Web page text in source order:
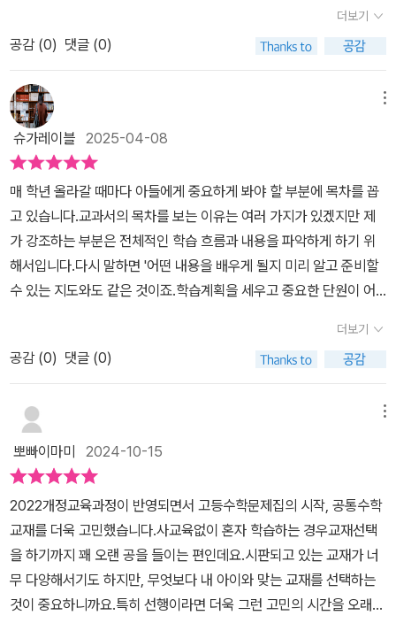
이동 그리고행렬등을 학습하는데요.개념을 학습한 후 연습문제를통
해서 실력을 늘려가는 것도중요하죠. 학교시험맛보기 문제들로기출
유형도 접할 수 있구요.미니리뷰 테스트는내가 배운 개념들을 다시한
번 정리하면서부족한 부분을 메꿀 수 있습니다. 숨마쿰라우데 스타트
업 공통수학1...개정된 교육과정으로 공통수학 전단원을한권으로 정
리할 수 있어서 편리합니다.고등수학문제집 난이도를 따져보고 수학
문제집을 고르는데요.반복 수학개념서로 쉽게 개념을 익힐 수 있는수
학문제집 숨마쿰라우데 스타트업 공통수학1 입니다.쉬운 개념서로
수능수학의 기초를 잘 다져주는 것이중요하네요. ㅎㅎ#고등학교수학
#공통수학문제집#공통수학1#고등수학문제집#예비고1수학문제집
#수학개념서#고등수학문제집난이도#수능수학문제집#이룸이앤비
#숨마쿰라우데
라우데 스타트업은 무엇보다 쉽고 빠르게 개념을 이해하며 학습할 수
있다는 게 좋았다. 쉬운 설명으로 개념을 익힌 후 반복 연습하며 자신
는 모든 내용이 한꺼번에 정리가 되어 있다. 한눈에 보기 좋게 요약되
어 있으므로 학습을 마친 후에 한 번 더 확인하면 좋을 것 같다. ​전체
적인 개념을 다룬 후 한 개념씩 쉬운 문제로 빠르게 기초를 완성하는
과정을 거친다. 잘게 나뉜 개념으로 하나씩 익혀 나가므로 학습의 진
행이 수월하게 이루어진다. 하나의 개념만 파고들어 하나의 유형만
익히면 되므로 애써서 외우지 않아도 개념이 절로 입력되는 효과가
있다. 개념을 익히는 문제 중에는 마지막에 학교 시험 맛보기로 살짝
응용된 문제를 풀어볼 수 있다. 기본 개념을 익히는 동안에는 말풍선
이나 sol, key 등으로 힌트를 주어 풀이를 도와준다. ​세분화된 개념
보며 학교 시험에 대비할 수 있다. 문제마다 어떤 개념에 해당되는지
번호가 나와 있으므로 문제를 풀다가 막히게 되면 다시 찾아볼 수 있
다. ​어떻게 하면 수학을 잘할 수 있을까?이 질문에 정답은 없는 것 같
다. 꾸준하고도 성실하게 많이 반복하여 풀어보는 수밖에 없다. ​실력
을 키우기 위해 한 개념 한 개념 차근차근 익혀나가며 매일매일 꾸준
하게 공부해야 할 것이다. 부족한 개념을 자신의 것으로 만들기 위해
여러 번의 반복 연습을 거쳐야 할 것이다. ​이렇게 반복하여 실력을 키
워나가기 위한 교재로 숨마쿰라우데 스타트업이 좋은 건 유형별 반복
학습을 할 수 있도록 체계적으로 구성되어 있기 때문이다. 한 번에 너
무 많은 개념을 익히게 되면 머릿속에 잘 들어오지 않는데 잘게 나뉜
유형별 개념을 차근차근 익히니까 쉽고도 빠르게 이해할 수 있어서
좋다. 고등 수학 개념을 처음 익힐 땐 숨마쿰라우데 스타트업으로 시
년 적용 새교육과정으로 나와서 고등수학 기초개념을 어떻게 구성하
고 있는지 살펴보왔습니다.​​​​​2025 새교육과정에서 배우게 된 부분들
살펴봅니다.​​​​다항식의 연산에서는 다항식의 덧셈과 뺄셈, 곱셈과 나눗
셈을 하게 됩니다.곱셈공식을 알고 이를 활용하여 문제를 해결해봅니
다.​단원 들어가기 전에 스스로 공부 계획 세우기를 통해 계획을 세우
고 학습한 날짜를 체크할 수 있는 부분으로반복학습체크란도 있어서
학습하고 확인할 수 있는 부분일 것 같아요​​​​​개념 톡톡에서는 단원별로
중요 개념들을 한눈에 볼 수 있도록 구성되어있습니다.다항식, 다항
식의 덧셈과 뺄셈, 다항식의 곱셈, 곱셈 공식, 곱셈의 공식의 변화다항
식의 나눗셈, 조립제법의 각 개념들을 정리해 주고 있습니다.​​​​보충설
명이 필요한 부분에서는 개념플러스에서 자세하게 설명을 해주고 있
습니다.​​​단원별로 중요 개념을 한눈에 보왔다면 한개념씩 풀어서 설명
서 관련개념으로 문제를 풀어봅니다.​다항식을 한 문자에 대해서 차수
습했던 개념을 문제로 풀어봅니다.한 개념씩 쉬운 문제를 반복적으로
풀면서 개념을 익혀갑니다.​0002 문제에서 2xy-2x³+6x²+3x+1 의
문제에서 2xy와 3x는 x에 대한 동류항이므로 (2y+3)x 로 나타냅니
다.​앞에 비슷한 문제는 잘 풀어주었는데 0008번 문제도 같은데 이건
헷갈렸는지다시 한번 풀게 하니 잘 풀어주었답니다.​​​​다항식의 뺄셈은
괄호를 푼 다음 계산해야하는데요.ㅡ 부호에 주의해서 괄호를 풀어야
합니다.​분배법칙을 이용할때 부호를 주의해서 문제를 풉니다.식이 길
어지면 헷갈릴 수 있지만 차근차근 풀면 문제 없이 잘 풀 수 있는 부분
더보기
공감 (0) 댓글 (0)
슈가레이블 2025-04-08
매 학년 올라갈 때마다 아들에게 중요하게 봐야 할 부분에 목차를 꼽
고 있습니다.​교과서의 목차를 보는 이유는 여러 가지가 있겠지만 제
가 강조하는 부분은 전체적인 학습 흐름과 내용을 파악하게 하기 위
해서입니다.다시 말하면 '어떤 내용을 배우게 될지 미리 알고 준비할
수 있는 지도와도 같은 것이죠.​학습계획을 세우고 중요한 단원이 어
을 수 있습니다.바로 공부의 방향을 가장 빨라 잡아주는 나침반과 같
죠.그래서 고등학교 공통수학1 목차도 교재 들어가기 전에 알아보려
고 합니다.01 다항식의 연산02 항등식과 나머지 정리03 인수분해0
4 복소수05 이차방정식 06 이차함수와 이차 방정식07 삼차방정식
경우의 수12 순열 13 조합14 행렬목차를 하나씩 살펴보니 중학교에
서 배우는 수학이 많이 담겨 있습니다. 좀 더 깊숙이 들어가는 과정이
죠.​중1,2에서 배운 식의 계산, 문자의 사용은 식을 더 복잡하게 다루
고 여러 문자 식을 해석하는 능력을 요구하고중2,3에서 배우는 일차
방정식과 이차방정식, 연립방정식은 더 복잡한 방정식과 부등식 해의
개수 판단까지 나옵니다.​중2의 일차함수, 중3의 이차함수에서도 또
한 함수의 개념을 더 정교하게 배우고 그래프 하석도 더 깊어집니다.
더보기
공감 (0) 댓글 (0)
뽀빠이마미 2024-10-15
2022개정교육과정이 반영되면서 고등수학문제집의 시작, 공통수학
교재를 더욱 고민했습니다.사교육없이 혼자 학습하는 경우교재선택
을 하기까지 꽤 오랜 공을 들이는 편인데요.시판되고 있는 교재가 너
무 다양해서기도 하지만, 무엇보다 내 아이와 맞는 교재를 선택하는
것이 중요하니까요.특히 선행이라면 더욱 그런 고민의 시간을 오래